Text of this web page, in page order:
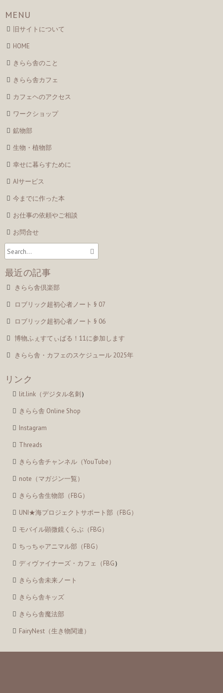
MENU
旧サイトについて
HOME
きらら舎のこと
きらら舎カフェ
カフェヘのアクセス
ワークショップ
鉱物部
生物・植物部
幸せに暮らすために
AIサービス
今までに作った本
お仕事の依頼やご相談
お問合せ
最近の記事
きらら舎倶楽部
ロブリック超初心者ノート § 07
ロブリック超初心者ノート § 06
博物ふぇすてぃばる！11に参加します
きらら舎・カフェのスケジュール 2025年
リンク
lit.link（デジタル名刺）
きらら舎 Online Shop
Instagram
Threads
きらら舎チャンネル（YouTube）
note（マガジン一覧）
きらら舎生物部（FBG）
UNI★海プロジェクトサポート部（FBG）
モバイル顕微鏡くらぶ（FBG）
ちっちゃアニマル部（FBG）
ディヴァイナーズ・カフェ（FBG）
きらら舎未来ノート
きらら舎キッズ
きらら舎魔法部
FairyNest（生き物関連）